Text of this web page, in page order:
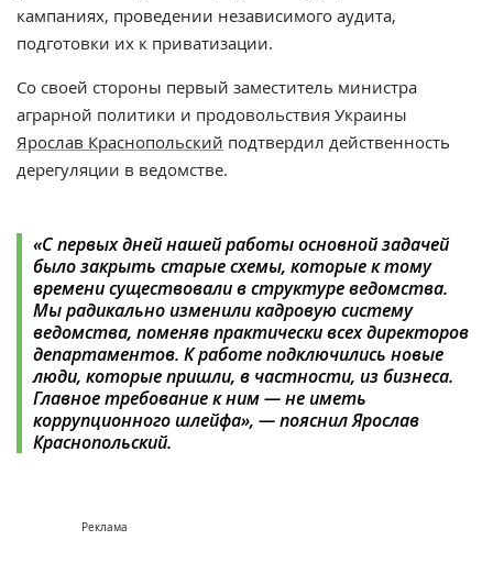
кампаниях, проведении независимого аудита,
подготовки их к приватизации.
Со своей стороны первый заместитель министра
аграрной политики и продовольствия Украины
Ярослав Краснопольский подтвердил действенность
дерегуляции в ведомстве.
«С первых дней нашей работы основной задачей
было закрыть старые схемы, которые к тому
времени существовали в структуре ведомства.
Мы радикально изменили кадровую систему
ведомства, поменяв практически всех директоров
департаментов. К работе подключились новые
люди, которые пришли, в частности, из бизнеса.
Главное требование к ним — не иметь
коррупционного шлейфа», — пояснил Ярослав
Краснопольский.
Реклама